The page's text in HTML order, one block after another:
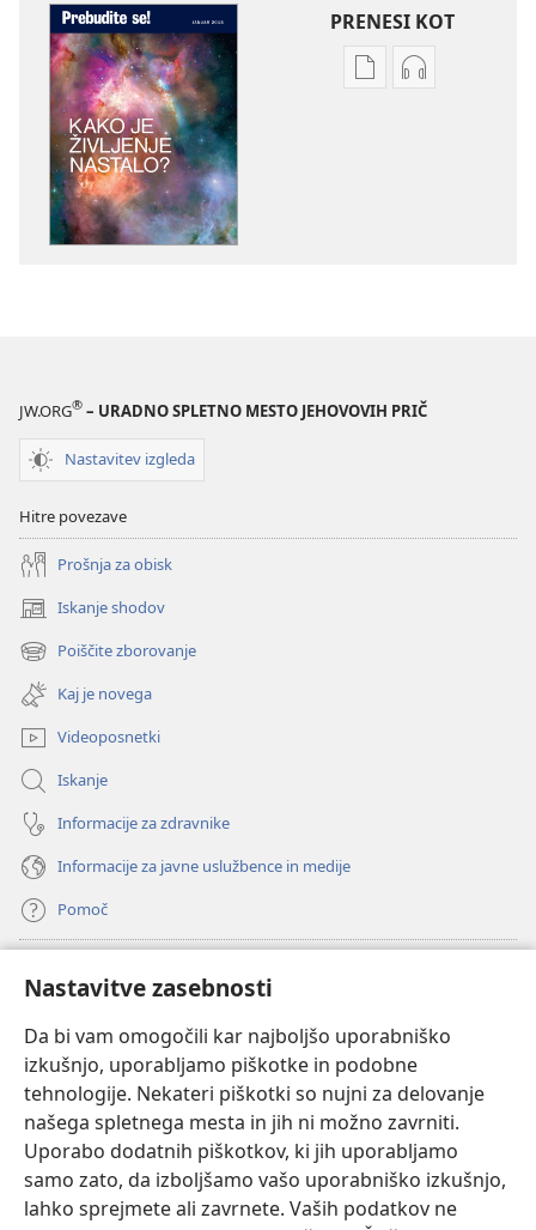
Nastavitve zasebnosti
Da bi vam omogočili kar najboljšo uporabniško
izkušnjo, uporabljamo piškotke in podobne
tehnologije. Nekateri piškotki so nujni za delovanje
našega spletnega mesta in jih ni možno zavrniti.
Uporabo dodatnih piškotkov, ki jih uporabljamo
samo zato, da izboljšamo vašo uporabniško izkušnjo,
lahko sprejmete ali zavrnete. Vaših podatkov ne
PRENESI KOT
MožnostiMožnosti
JW.ORG® – URADNO SPLETNO MESTO JEHOVOVIH PRIČ
Nastavitev izgleda
Hitre povezave
Prošnja za obisk
Iskanje shodov
(odpre
novo
okno)
Poiščite zborovanje
(odpre
novo
okno)
Kaj je novega
Videoposnetki
Iskanje
Informacije za zdravnike
Informacije za javne uslužbence in medije
Pomoč
(odpre
novo
okno) Watchtowerjeva SPLETNA KNJIŽNICA™
(odpre
novo
okno) JW Hub
(odpre
novo
okno)JW Library
Watchtower Library